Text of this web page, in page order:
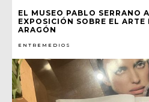
EL MUSEO PABLO SERRANO
EXPOSICIÓN SOBRE EL ARTE
ARAGÓN
ENTREMEDIOS